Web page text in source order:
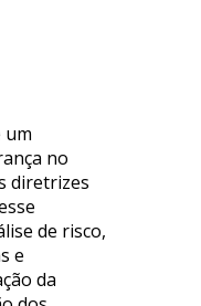
um
no
diretrizes
de risco,
e
da